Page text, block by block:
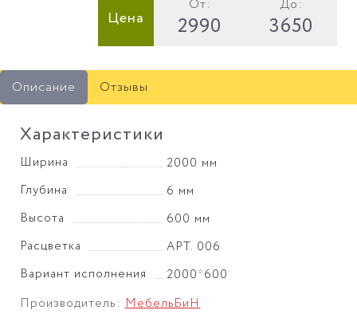
Цена
От:
2990
До:
3650
Описание Отзывы
Характеристики
Ширина
2000 мм
Глубина
6 мм
Высота
600 мм
Расцветка
АРТ. 006
Вариант исполнения
2000*600
Производитель:МебельБиН